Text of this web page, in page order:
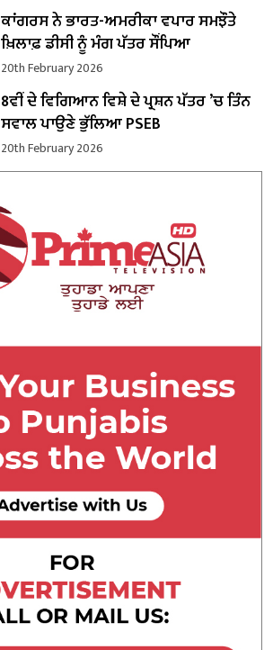
ਕਾਂਗਰਸ ਨੇ ਭਾਰਤ-ਅਮਰੀਕਾ ਵਪਾਰ ਸਮਝੌਤੇ
ਖ਼ਿਲਾਫ਼ ਡੀਸੀ ਨੂੰ ਮੰਗ ਪੱਤਰ ਸੌਂਪਿਆ
20th February 2026
8ਵੀਂ ਦੇ ਵਿਗਿਆਨ ਵਿਸ਼ੇ ਦੇ ਪ੍ਰਸ਼ਨ ਪੱਤਰ ’ਚ ਤਿੰਨ
ਸਵਾਲ ਪਾਉਣੇ ਭੁੱਲਿਆ PSEB
20th February 2026